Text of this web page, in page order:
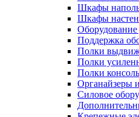
Шкафы
Шкафы
Поддержка
Полки
Полки
Полки
Органайзеры
Силовое